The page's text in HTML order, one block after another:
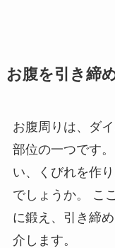
お腹を引き締
お腹周りは、ダ
部位の一つです
い、くびれを作
でしょうか。 こ
に鍛え、引き締
介します。